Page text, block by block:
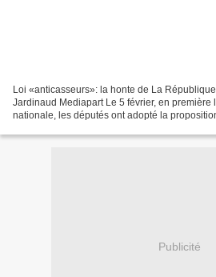
Loi «anticasseurs»: la honte de La
Jardinaud Mediapart Le 5 février, en première
nationale, les députés ont adopté la
Publicité